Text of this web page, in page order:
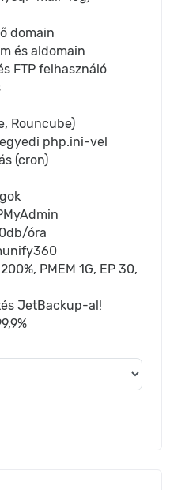
domain
és aldomain
FTP felhasználó
Rouncube)
egyedi php.ini-vel
(cron)
óra
PMEM 1G, EP 30,
JetBackup-al!